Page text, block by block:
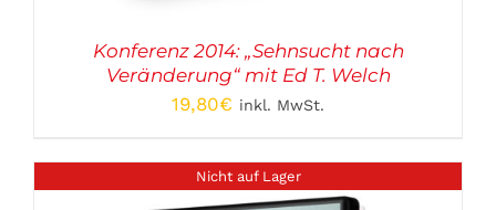
Konferenz 2014: „Sehnsucht nach
Veränderung“ mit Ed T. Welch
19,80€ inkl. MwSt.
Nicht auf Lager